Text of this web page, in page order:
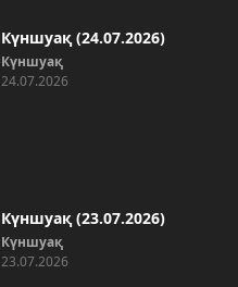
Күншуақ (24.07.2026)
Күншуақ
24.07.2026
Күншуақ (23.07.2026)
Күншуақ
23.07.2026